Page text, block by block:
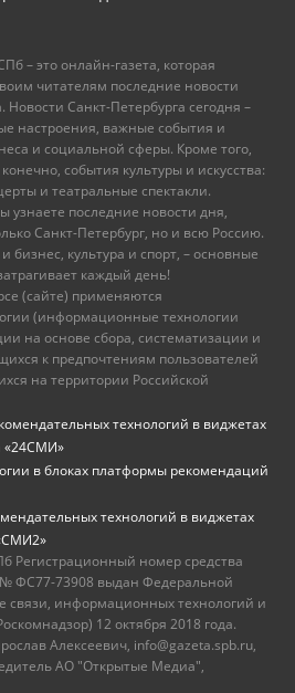
– это онлайн-газета, которая
читателям последние новости
Новости Санкт-Петербурга сегодня –
настроения, важные события и
и социальной сферы. Кроме того,
события культуры и искусства:
и театральные спектакли.
узнаете последние новости дня,
Санкт-Петербург, но и всю Россию.
бизнес, культура и спорт, – основные
каждый день!
(сайте) применяются
(информационные технологии
на основе сбора, систематизации и
к предпочтениям пользователей
на территории Российской
технологий в виджетах
«24СМИ»
в блоках платформы рекомендаций
технологий в виджетах
Регистрационный номер средства
ФС77-73908 выдан Федеральной
связи, информационных технологий и
12 октября 2018 года.
Алексеевич, info@gazeta.spb.ru,
АО "Открытые Медиа",